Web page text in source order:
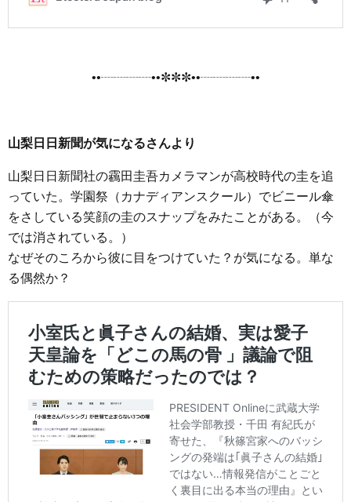
••┈┈┈┈••✼✼✼••┈┈┈┈••
山梨日日新聞が気になるさんより
山梨日日新聞社の靏田圭吾カメラマンが高校時代の圭を追
っていた。学園祭（カナディアンスクール）でビニール傘
をさしている笑顔の圭のスナップをみたことがある。（今
では消されている。）
なぜそのころから彼に目をつけていた？が気になる。単な
る偶然か？